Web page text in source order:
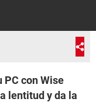
PC con Wise
lentitud y da la